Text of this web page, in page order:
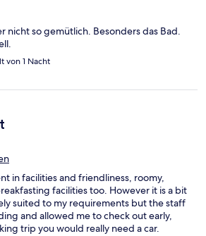
nicht so gemütlich. Besonders das Bad.
von 1 Nacht
in facilities and friendliness, roomy,
facilities too. However it is a bit
suited to my requirements but the staff
and allowed me to check out early,
trip you would really need a car.